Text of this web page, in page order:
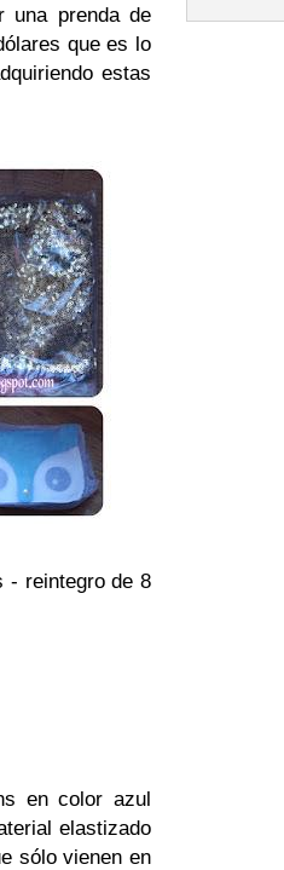
una prenda de
que es lo
estas
- reintegro de 8
en color azul
elastizado
sólo vienen en